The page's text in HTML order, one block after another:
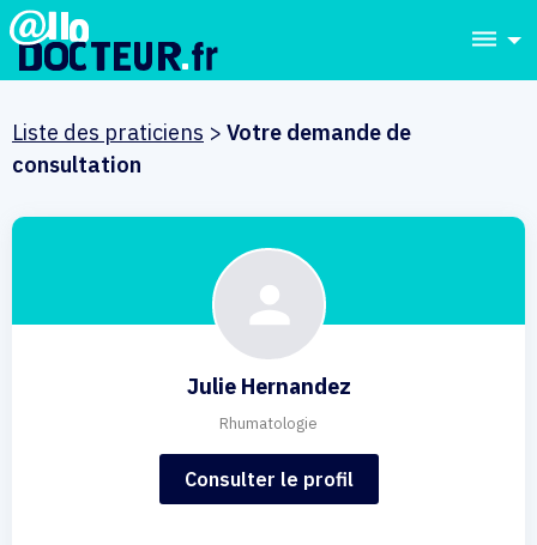
dehaze
Liste des praticiens > Votre demande de
consultation
Julie Hernandez
Rhumatologie
Consulter le profil